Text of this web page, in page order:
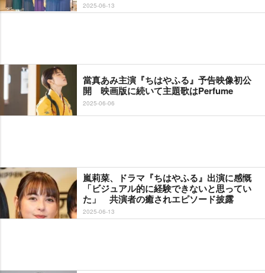
2025-06-13
當真あみ主演『ちはやふる』予告映像初公
開 映画版に続いて主題歌はPerfume
2025-06-06
嵐莉菜、ドラマ『ちはやふる』出演に感慨
「ビジュアル的に経験できないと思ってい
た」 共演者の癒されエピソード披露
2025-06-13